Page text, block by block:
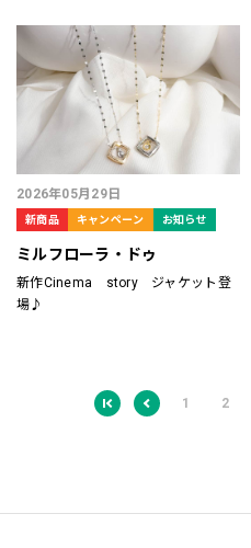
2026年05月29日
新商品 キャンペーン お知らせ
ミルフローラ・ドゥ
新作Cinema story ジャケット登
場♪
1 2